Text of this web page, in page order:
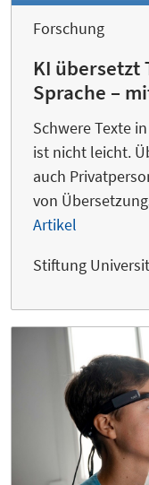
Forschung
KI übersetzt
Sprache –
Schwere Texte
ist nicht leicht.
auch
von
Artikel
Stiftung